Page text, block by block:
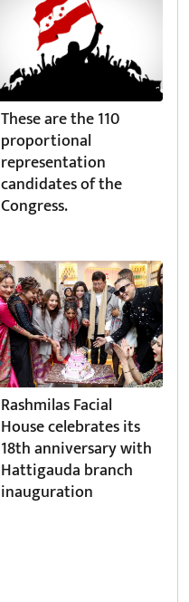
These are the 110
proportional
representation
candidates of the
Congress.
Rashmilas Facial
House celebrates its
18th anniversary with
Hattigauda branch
inauguration